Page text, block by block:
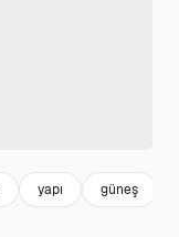
yapı güneş